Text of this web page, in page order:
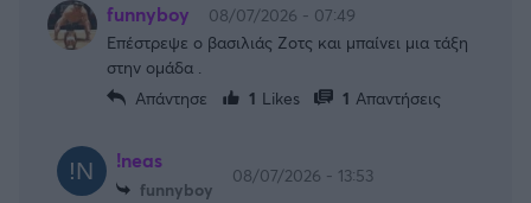
funnyboy
08/07/2026 - 07:49
Επέστρεψε ο βασιλιάς Ζοτς και μπαίνει μια τάξη
στην ομάδα .
Απάντησε
1 Likes 1 Απαντήσεις
!neas
funnyboy
08/07/2026 - 13:53